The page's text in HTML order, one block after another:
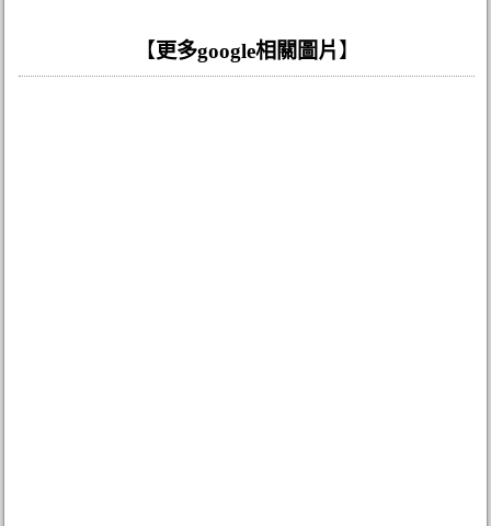
【 更多google相關圖片 】